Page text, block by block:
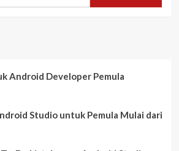
Android Developer Pemula
Studio untuk Pemula Mulai dari